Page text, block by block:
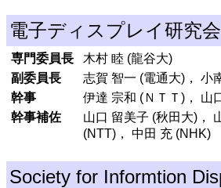
電子ディスプレイ研究会
専門委員長
木村 睦 (龍谷大)
副委員長
志賀 智一 (電通大)， 小
幹事
伊達 宗和 (ＮＴＴ)， 山
幹事補佐
山口 留美子 (秋田大)，
(NTT)， 中田 充 (NHK)
Society for Informtion